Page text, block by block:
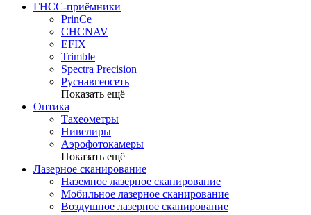
ГНСС-приёмники
PrinCe
CHCNAV
EFIX
Trimble
Spectra Precision
Руснавгеосеть
Показать ещё
Оптика
Тахеометры
Нивелиры
Аэрофотокамеры
Показать ещё
Лазерное сканирование
Наземное лазерное сканирование
Мобильное лазерное сканирование
Воздушное лазерное сканирование